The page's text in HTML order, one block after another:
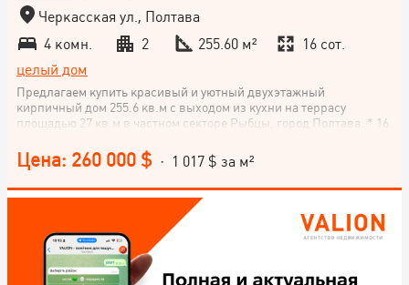
Черкасская ул., Полтава
4 комн.
2 255.60 м²
16 сот.
целый дом
Предлагаем купить красивый и уютный двухэтажный
кирпичный дом 255.6 кв.м с выходом из кухни на террасу
площадью 27 кв.м в частном секторе Рыбцы, город Полтава. * 16
спальные комнаты, кухню-студию, 2 санузла с ванной на первом
и с проектом душевой кабины на втором этаже. * Отопление
индивидуальное Национальное агентство недвижимости
VALION (Полтава, Львов, Ужгород, Киев, Харьков и еще 5
городов Украины) предлагает сервис покупки недвижимости. *
on-line обзор рынка недвижимости создает понимание рынка
всего за 20-40 минут; * рекомендации эксперта, как правильно
действовать при текущих условиях; * помощь в принятии
решений; * обеспечение легальности сделки.
Цена: 260 000 $ · 1 017 $ за м²